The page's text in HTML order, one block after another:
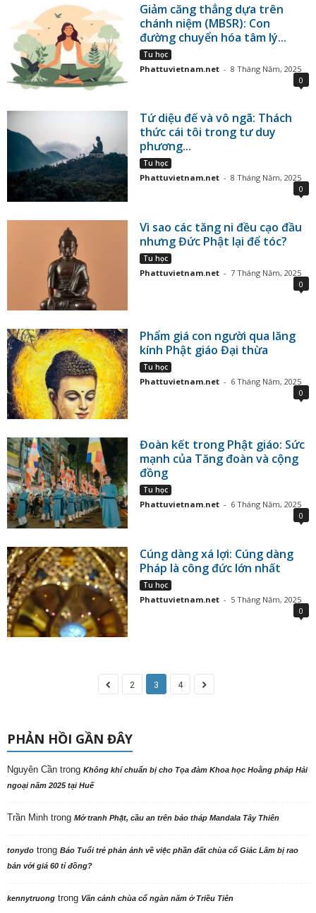
Giảm căng thẳng dựa trên
chánh niệm (MBSR): Con
đường chuyển hóa tâm lý...
Tu học
Phattuvietnam.net - 8 Tháng Năm, 2025
0
Tứ diệu đế và vô ngã: Thách
thức cái tôi trong tư duy
phương...
Tu học
Phattuvietnam.net - 8 Tháng Năm, 2025
0
Vì sao các tăng ni đều cạo đầu
nhưng Đức Phật lại để tóc?
Tu học
Phattuvietnam.net - 7 Tháng Năm, 2025
0
Phẩm giá con người qua lăng
kính Phật giáo Đại thừa
Tu học
Phattuvietnam.net - 6 Tháng Năm, 2025
0
Đoàn kết trong Phật giáo: Sức
mạnh của Tăng đoàn và cộng
đồng
Tu học
Phattuvietnam.net - 6 Tháng Năm, 2025
0
Cúng dàng xá lợi: Cúng dàng
Pháp là công đức lớn nhất
Tu học
Phattuvietnam.net - 5 Tháng Năm, 2025
0
2 3 4
PHẢN HỒI GẦN ĐÂY
Nguyên Cần trong Không khí chuẩn bị cho Tọa đàm Khoa học Hoằng pháp Hải
ngoại năm 2025 tại Huế
Trần Minh trong Mở tranh Phật, cầu an trên bảo tháp Mandala Tây Thiên
tonydo trong Báo Tuổi trẻ phản ảnh về việc phần đất chùa cổ Giác Lâm bị rao
bán với giá 60 tỉ đồng?
kennytruong trong Vãn cảnh chùa cổ ngàn năm ở Triều Tiên